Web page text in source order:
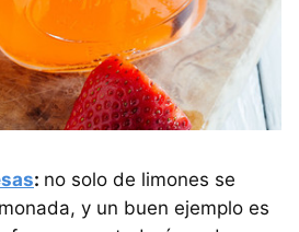
: no solo de limones se
y un buen ejemplo es